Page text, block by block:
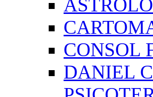
CONSOL
DANIEL